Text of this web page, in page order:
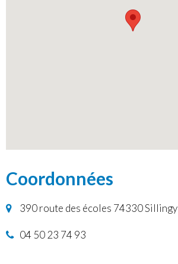
Coordonnées
390 route des écoles 74330 Sillingy
04 50 23 74 93